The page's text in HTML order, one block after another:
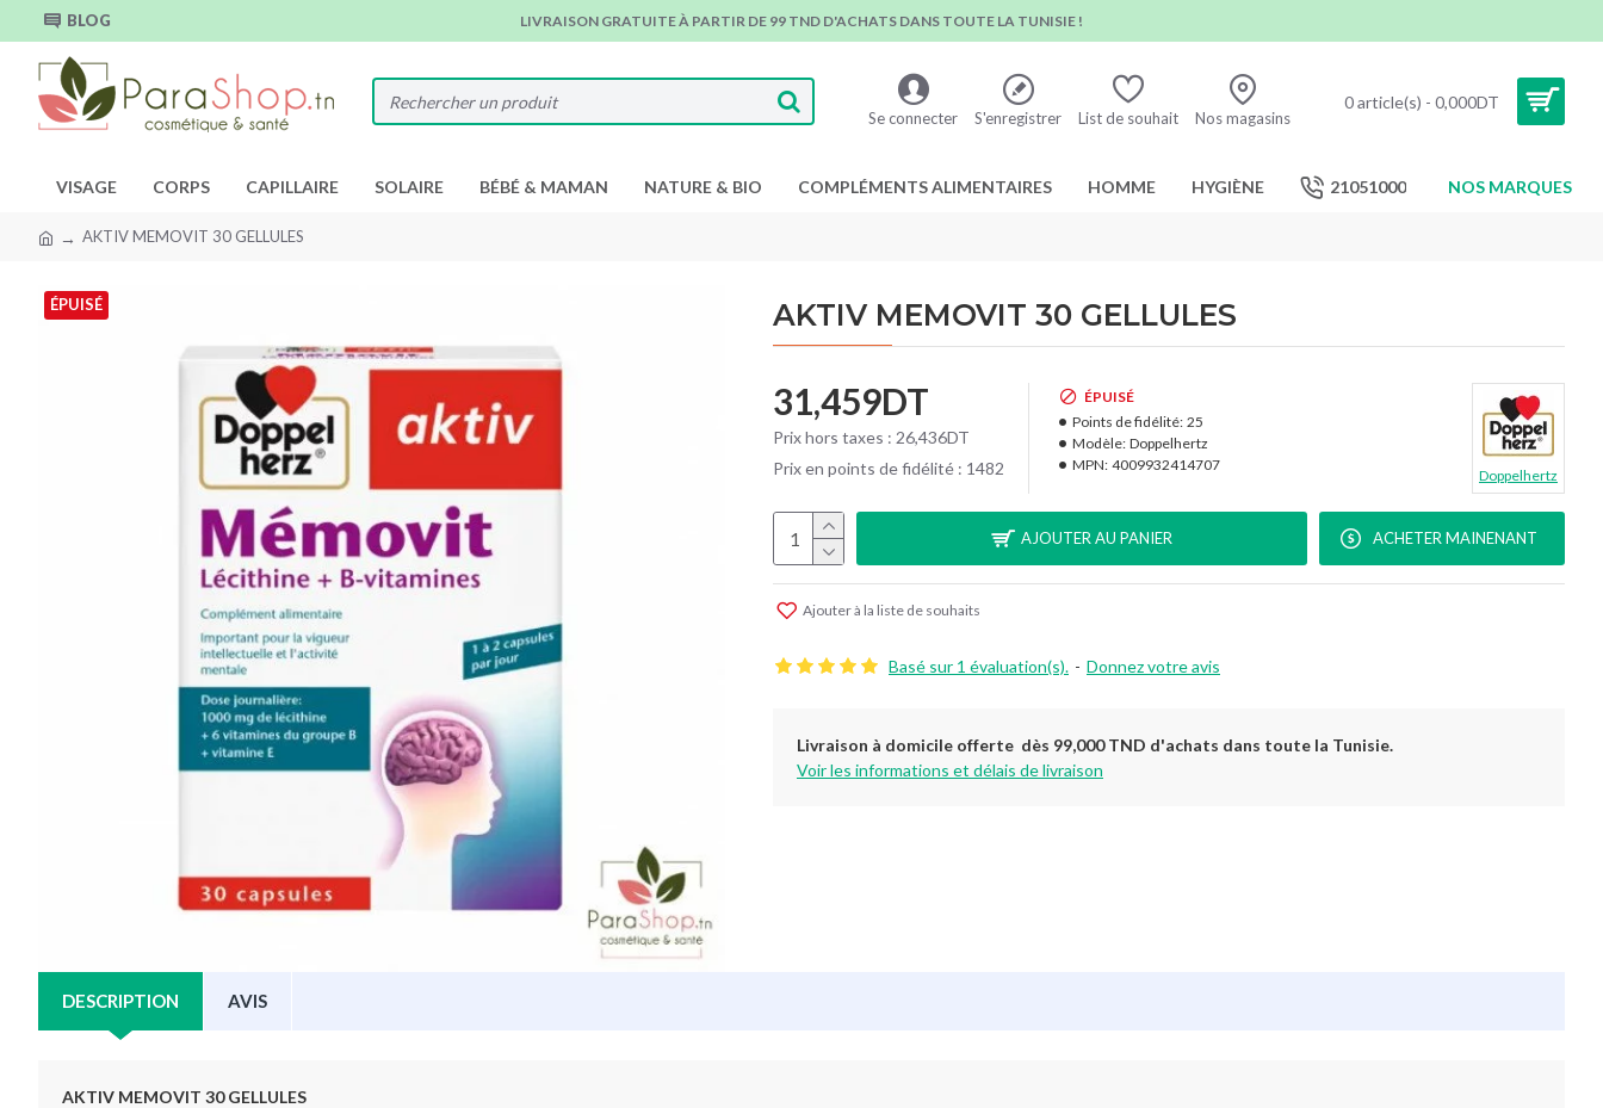
BLOG LIVRAISON GRATUITE À PARTIR DE 99 TND D'ACHATS DANS TOUTE LA TUNISIE !
Se connecter S'enregistrer List de souhait Nos magasins
0 article(s) - 0,000DT
VISAGE CORPS CAPILLAIRE SOLAIRE BÉBÉ & MAMAN NATURE & BIO COMPLÉMENTS ALIMENTAIRES HOMME HYGIÈNE 21051000 NOS MARQUES
AKTIV MEMOVIT 30 GELLULES
ÉPUISÉ AKTIV MEMOVIT 30 GELLULES
Basé sur 1 évaluation(s). - Donnez votre avis
31,459DT
Prix hors taxes : 26,436DT
Prix en points de fidélité : 1482
ÉPUISÉ
Points de fidélité: 25
Modèle: Doppelhertz
MPN: 4009932414707
Doppelhertz
AJOUTER AU PANIER ACHETER MAINENANT
Ajouter à la liste de souhaits
Livraison à domicile offerte dès 99,000 TND d'achats dans toute la Tunisie.
Voir les informations et délais de livraison
DESCRIPTION AVIS
AKTIV MEMOVIT 30 GELLULES